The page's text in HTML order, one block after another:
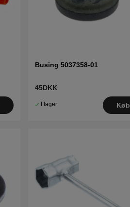
Busing 5037358-01
45DKK
I lager Køb